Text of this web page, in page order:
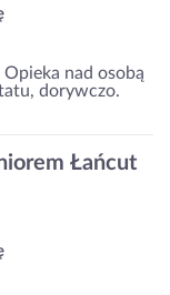
nad osobą
dorywczo.
Łańcut